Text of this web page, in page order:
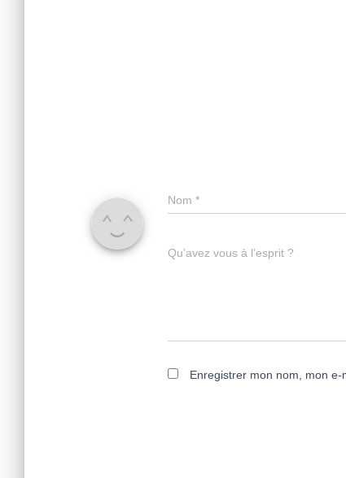
Nom *
Qu’avez vous à l’esprit ?
Enregistrer mon nom, mon